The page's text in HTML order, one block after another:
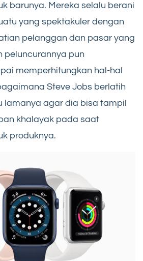
barunya. Mereka selalu berani
yang spektakuler dengan
pelanggan dan pasar yang
peluncurannya pun
memperhitungkan hal-hal
Steve Jobs berlatih
lamanya agar dia bisa tampil
khalayak pada saat
produknya.